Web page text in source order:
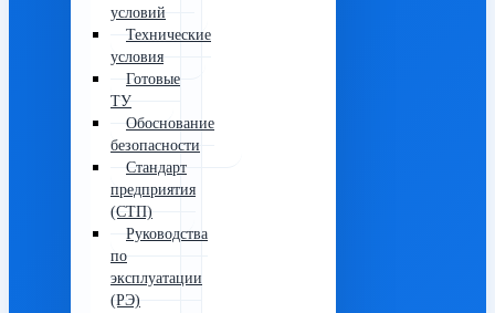
условий
Технические
условия
Готовые
ТУ
Обоснование
безопасности
Стандарт
предприятия
(СТП)
Руководства
по
эксплуатации
(РЭ)